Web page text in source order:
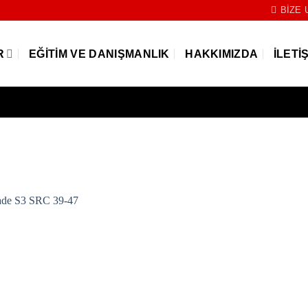
BIZE
EĞITIM VE DANIŞMANLIK HAKKIMIZDA